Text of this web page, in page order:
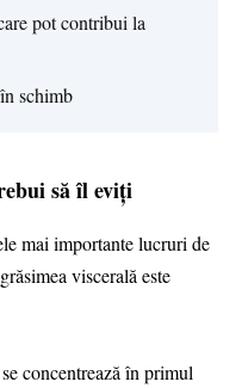
pot contribui la
schimb
să îl eviți
mai importante lucruri de
viscerală este
concentrează în primul